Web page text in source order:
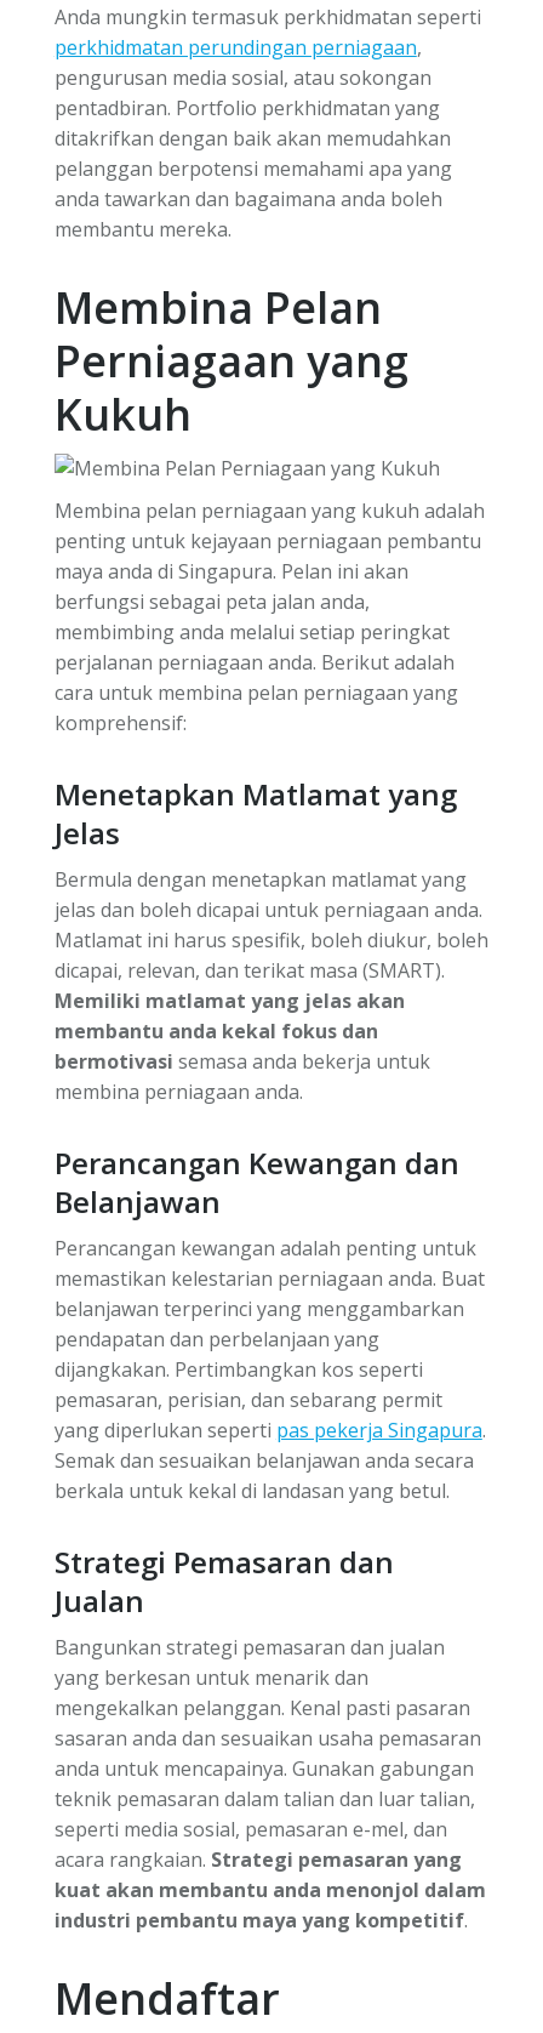
Anda mungkin termasuk perkhidmatan seperti
perkhidmatan perundingan perniagaan,
pengurusan media sosial, atau sokongan
pentadbiran. Portfolio perkhidmatan yang
ditakrifkan dengan baik akan memudahkan
pelanggan berpotensi memahami apa yang
anda tawarkan dan bagaimana anda boleh
membantu mereka.
Membina Pelan
Perniagaan yang
Kukuh
Membina pelan perniagaan yang kukuh adalah
penting untuk kejayaan perniagaan pembantu
maya anda di Singapura. Pelan ini akan
berfungsi sebagai peta jalan anda,
membimbing anda melalui setiap peringkat
perjalanan perniagaan anda. Berikut adalah
cara untuk membina pelan perniagaan yang
komprehensif:
Menetapkan Matlamat yang
Jelas
Bermula dengan menetapkan matlamat yang
jelas dan boleh dicapai untuk perniagaan anda.
Matlamat ini harus spesifik, boleh diukur, boleh
dicapai, relevan, dan terikat masa (SMART).
Memiliki matlamat yang jelas akan
membantu anda kekal fokus dan
bermotivasi semasa anda bekerja untuk
membina perniagaan anda.
Perancangan Kewangan dan
Belanjawan
Perancangan kewangan adalah penting untuk
memastikan kelestarian perniagaan anda. Buat
belanjawan terperinci yang menggambarkan
pendapatan dan perbelanjaan yang
dijangkakan. Pertimbangkan kos seperti
pemasaran, perisian, dan sebarang permit
yang diperlukan seperti pas pekerja Singapura.
Semak dan sesuaikan belanjawan anda secara
berkala untuk kekal di landasan yang betul.
Strategi Pemasaran dan
Jualan
Bangunkan strategi pemasaran dan jualan
yang berkesan untuk menarik dan
mengekalkan pelanggan. Kenal pasti pasaran
sasaran anda dan sesuaikan usaha pemasaran
anda untuk mencapainya. Gunakan gabungan
teknik pemasaran dalam talian dan luar talian,
seperti media sosial, pemasaran e-mel, dan
acara rangkaian. Strategi pemasaran yang
kuat akan membantu anda menonjol dalam
industri pembantu maya yang kompetitif.
Mendaftar